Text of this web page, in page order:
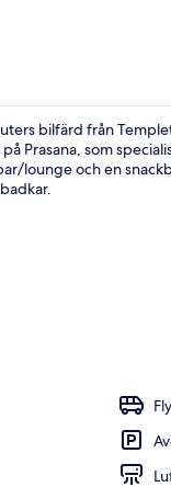
bilfärd från
Prasana, som
lounge och en